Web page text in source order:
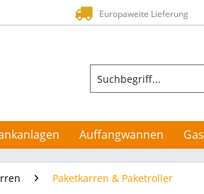
Europaweite Lieferung
Auffangwannen
Paketkarren & Paketroller